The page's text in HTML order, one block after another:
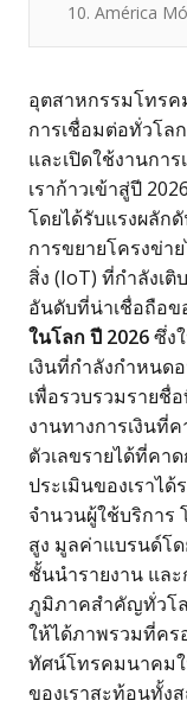
10. América
อุตสาหกรรมโทร
การเชื่อมต่อทั่วโล
และเปิดใช้งานกา
เราก้าวเข้าสู่ปี
โดยได้รับแรงผลัก
การขยายโครงข่า
สิ่ง (IoT) ที่กำลังเ
อันดับที่น่าเชื่อถือข
ในโลก ปี 2026ซึ่ง
เงินที่กำลังกำหนด
เพื่อรวบรวมรายชื่
งานทางการเงินที่
ตัวเลขรายได้ที่คา
ประเมินของเราไ
จำนวนผู้ใช้บริการ
สูง มูลค่าแบรนด์โ
ชั้นนำรายงาน แล
ภูมิภาคสำคัญทั่วโล
ให้ได้ภาพรวมที่ค
ทัศน์โทรคมนาคมใ
ของเราสะท้อนทั้ง